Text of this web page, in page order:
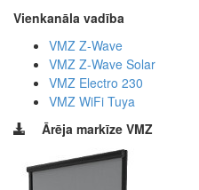
Vienkanāla vadība
VMZ Z-Wave
VMZ Z-Wave Solar
VMZ Electro 230
VMZ WiFi Tuya
Ārēja markīze VMZ